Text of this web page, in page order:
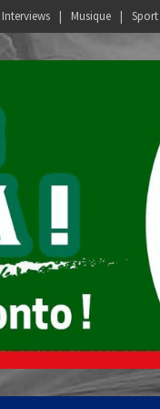
Interviews Musique Sport